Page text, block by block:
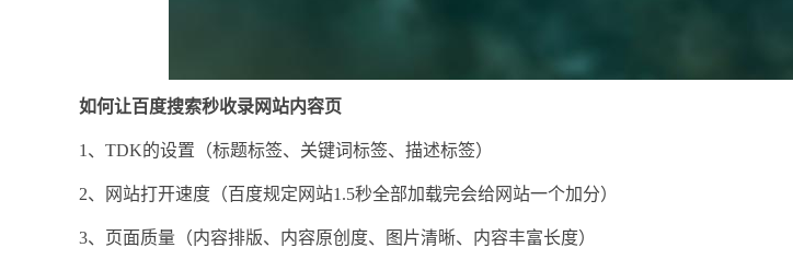
如何让百度搜索秒收录网站内容页
1、TDK的设置（标题标签、关键词标签、描述标签）
2、网站打开速度（百度规定网站1.5秒全部加载完会给网站一个加分）
3、页面质量（内容排版、内容原创度、图片清晰、内容丰富长度）